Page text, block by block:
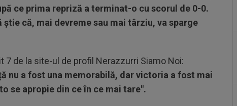
ce prima repriză a terminat-o cu scorul de 0-0.
că, mai devreme sau mai târziu, va sparge
7 de la site-ul de profil Nerazzurri Siamo Noi:
nu a fost una memorabilă, dar victoria a fost mai
se apropie din ce în ce mai tare".